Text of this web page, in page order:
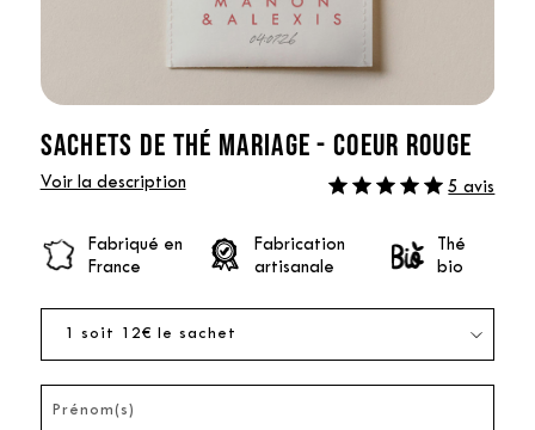
SACHETS DE THÉ MARIAGE - COEUR ROUGE
Voir la description 5 avis
Fabriqué en
France
Fabrication
artisanale
Thé
bio